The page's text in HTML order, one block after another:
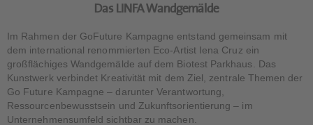
Das LINFA Wandgemälde
Im Rahmen der GoFuture Kampagne entstand gemeinsam mit
dem international renommierten Eco-Artist Iena Cruz ein
großflächiges Wandgemälde auf dem Biotest Parkhaus. Das
Kunstwerk verbindet Kreativität mit dem Ziel, zentrale Themen der
Go Future Kampagne – darunter Verantwortung,
Ressourcenbewusstsein und Zukunftsorientierung – im
Unternehmensumfeld sichtbar zu machen.